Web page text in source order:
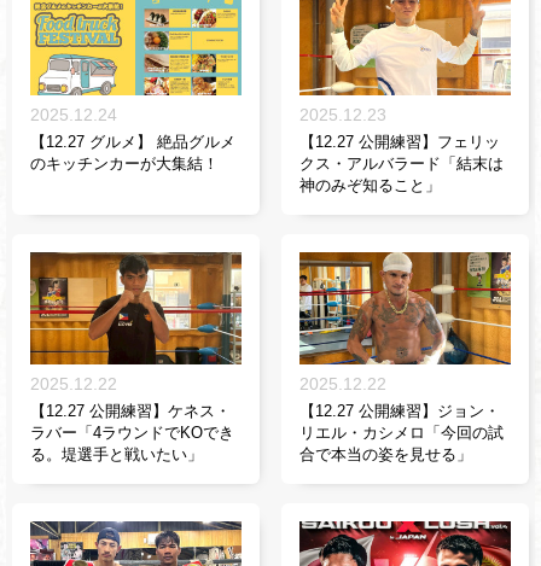
2025.12.24
【12.27 グルメ】 絶品グルメ
のキッチンカーが大集結！
2025.12.23
【12.27 公開練習】フェリッ
クス・アルバラード「結末は
神のみぞ知ること」
2025.12.22
【12.27 公開練習】ケネス・
ラバー「4ラウンドでKOでき
る。堤選手と戦いたい」
2025.12.22
【12.27 公開練習】ジョン・
リエル・カシメロ「今回の試
合で本当の姿を見せる」